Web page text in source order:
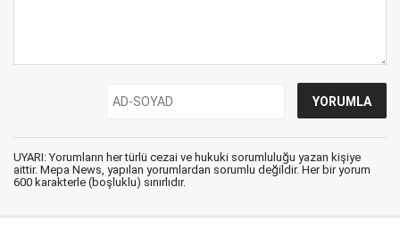
UYARI: Yorumların her türlü cezai ve hukuki sorumluluğu yazan kişiye
aittir. Mepa News, yapılan yorumlardan sorumlu değildir. Her bir yorum
600 karakterle (boşluklu) sınırlıdır.